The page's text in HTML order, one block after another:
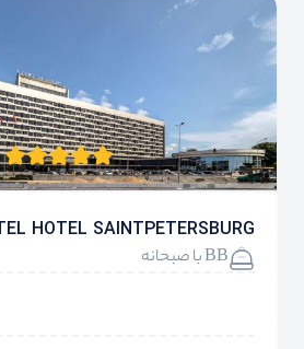
HOTEL SAINTPETERSBURG
BB با صبحانه